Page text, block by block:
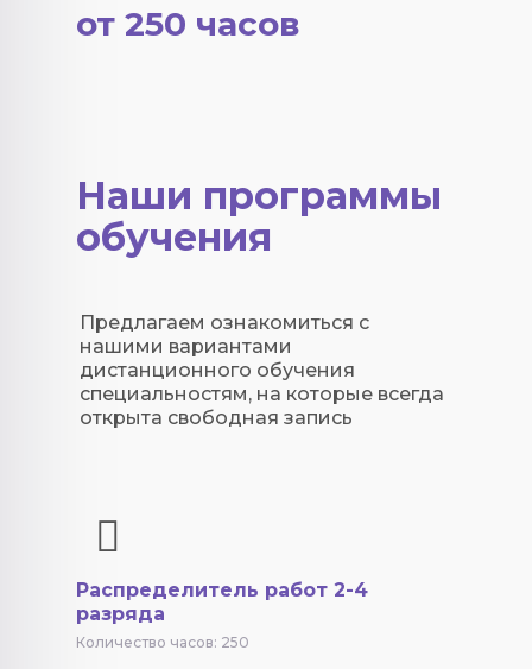
от 250 часов
Наши программы
обучения
Предлагаем ознакомиться с
нашими вариантами
дистанционного обучения
специальностям, на которые всегда
открыта свободная запись
Распределитель работ 2-4
разряда
Количество часов: 250